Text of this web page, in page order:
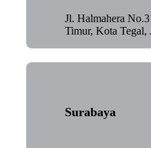
Jl. Halmahera
Timur, Kota Tegal,
Surabaya